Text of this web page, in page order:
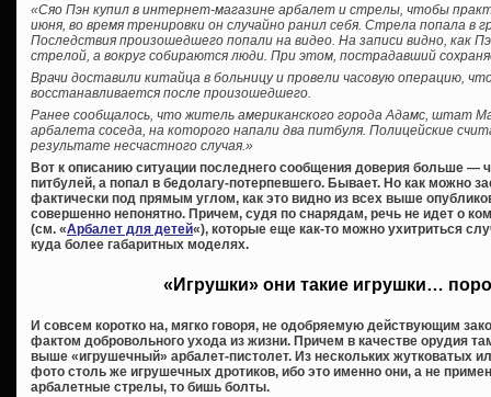
«Сяо Пэн купил в интернет-магазине арбалет и стрелы, чтобы
июня, во время тренировки он случайно ранил себя. Стрела попала в
Последствия произошедшего попали на видео. На записи видно, как
стрелой, а вокруг собираются люди. При этом, пострадавший
Врачи доставили китайца в больницу и провели часовую операцию,
восстанавливается после произошедшего.
Ранее сообщалось, что житель американского города Адамс, штат
арбалета соседа, на которого напали два питбуля. Полицейские
результате несчастного случая.»
Вот к описанию ситуации последнего сообщения доверия больше —
питбулей, а попал в бедолагу-потерпевшего. Бывает. Но как можно
фактически под прямым углом, как это видно из всех выше
совершенно непонятно. Причем, судя по снарядам, речь не идет о
(см. «Арбалет для детей«), которые еще как-то можно ухитриться
куда более габаритных моделях.
«Игрушки» они такие игрушки…
И совсем коротко на, мягко говоря, не одобряемую действующим
фактом добровольного ухода из жизни. Причем в качестве орудия
выше «игрушечный» арбалет-пистолет. Из нескольких жутковатых
фото столь же игрушечных дротиков, ибо это именно они, а не
арбалетные стрелы, то бишь болты.